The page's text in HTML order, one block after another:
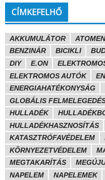
CÍMKEFELHŐ
AKKUMULÁTOR
BENZINÁR
BICIKLI
DIY
E.ON
ELEKTROMOS AUTÓK
ENERGIAHATÉKONYSÁG
GLOBÁLIS
HULLADÉK
HULLADÉKHASZNOSÍTÁS
KATASZTRÓFAVÉDELEM
KÖRNYEZETVÉDELEM
MEGTAKARÍTÁS
NAPELEM
NAPELEMEK